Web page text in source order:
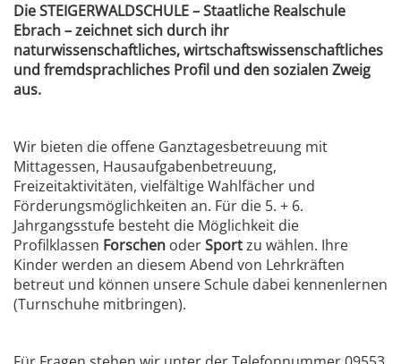
Die STEIGERWALDSCHULE – Staatliche Realschule
Ebrach – zeichnet sich durch ihr
naturwissenschaftliches, wirtschaftswissenschaftliches
und fremdsprachliches Profil und den sozialen Zweig
aus.
Wir bieten die offene Ganztagesbetreuung mit
Mittagessen, Hausaufgabenbetreuung,
Freizeitaktivitäten, vielfältige Wahlfächer und
Förderungs­möglichkeiten an. Für die 5. + 6.
Jahrgangsstufe besteht die Möglichkeit die
Profilklassen Forschen oderSportzu wählen. Ihre
Kinder werden an diesem Abend von Lehrkräften
betreut und können unsere Schule dabei kennenlernen
(Turnschuhe mitbringen).